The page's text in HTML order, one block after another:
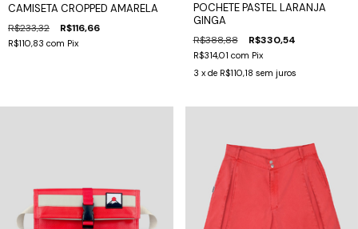
CAMISETA CROPPED AMARELA
R$233,32 R$116,66
R$110,83 com Pix
POCHETE PASTEL LARANJA
GINGA
R$388,88 R$330,54
R$314,01 com Pix
3 x de R$110,18 sem juros